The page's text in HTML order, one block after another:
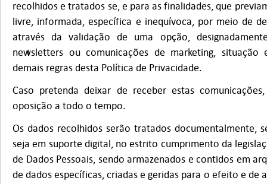
recolhidos e tratados se, e para as finalidades, que
livre, informada, específica e inequívoca, por meio de
através da validação de uma opção,
newsletters ou comunicações de marketing,
demais regras desta Política de Privacidade.
Caso pretenda deixar de receber estas
oposição a todo o tempo.
Os dados recolhidos serão tratados documentalmente,
seja em suporte digital, no estrito cumprimento da
de Dados Pessoais, sendo armazenados e contidos em
de dados específicas, criadas e geridas para o efeito e de